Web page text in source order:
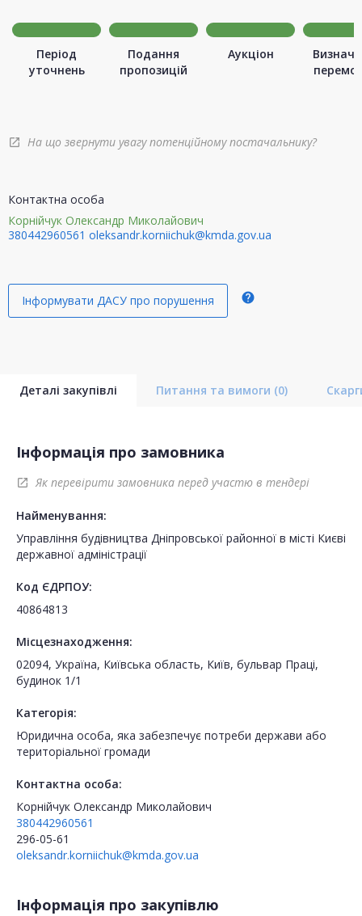
Період
уточнень
Подання
пропозицій
Аукціон
open_in_new На що звернути увагу потенційному постачальнику?
Контактна особа
Корнійчук Олександр Миколайович
380442960561 oleksandr.korniichuk@kmda.gov.ua
Інформувати ДАСУ про порушення help
Деталі закупівлі Питання та вимоги (0)
Інформація про замовника
open_in_new Як перевірити замовника перед участю в тендері
Найменування:
Управління будівництва Дніпровської районної в місті Києві
державної адміністрації
Код ЄДРПОУ:
40864813
Місцезнаходження:
02094, Україна, Київська область, Київ, бульвар Праці,
будинок 1/1
Категорія:
Юридична особа, яка забезпечує потреби держави або
територіальної громади
Контактна особа:
Корнійчук Олександр Миколайович
380442960561
296-05-61
oleksandr.korniichuk@kmda.gov.ua
Інформація про закупівлю